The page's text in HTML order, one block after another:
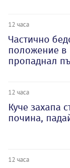
12 часа
Частично
положение в
пропаднал
12 часа
Куче захапа
почина,
12 часа